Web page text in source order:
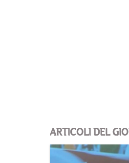
ARTICOLI DEL